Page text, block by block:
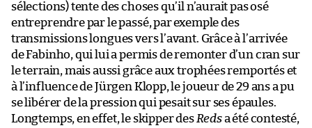
sélections) tente des choses qu’il n’aurait pas osé
entreprendre par le passé, par exemple des
transmissions longues vers l’avant. Grâce à l’arrivée
de Fabinho, qui lui a permis de remonter d’un cran sur
le terrain, mais aussi grâce aux trophées remportés et
à l’influence de Jürgen Klopp, le joueur de 29 ans a pu
se libérer de la pression qui pesait sur ses épaules.
Longtemps, en effet, le skipper des Redsa été contesté,